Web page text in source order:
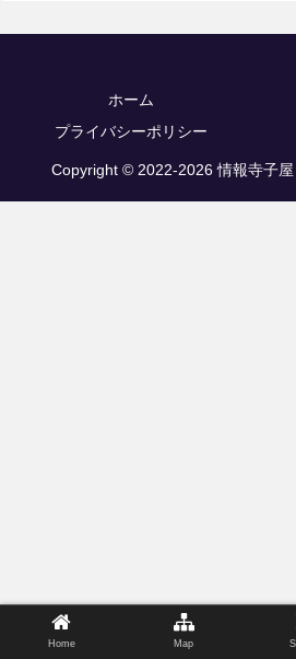
ホーム
プライバシーポリシー
Copyright © 2022-2026 情報寺子屋
Home Map